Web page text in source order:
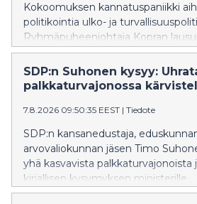
Kokoomuksen kannatuspaniikki
politikointia ulko- ja
Ryhmäpuheenjohtaja Kopran
oppikirjaesimerkki siitä, miten
ulkopoliittinen värisuora aiheuttaa
heikentää Suomen turvallisuutta,
SDP:n Suhonen kysyy:
palkkaturvajonossa
7.8.2026 09:50:35 EEST | Tiedote
SDP:n kansanedustaja,
arvovaliokunnan jäsen Timo
yhä kasvavista palkkaturvajonoista
kirjallisen kysymyksen ministerille.